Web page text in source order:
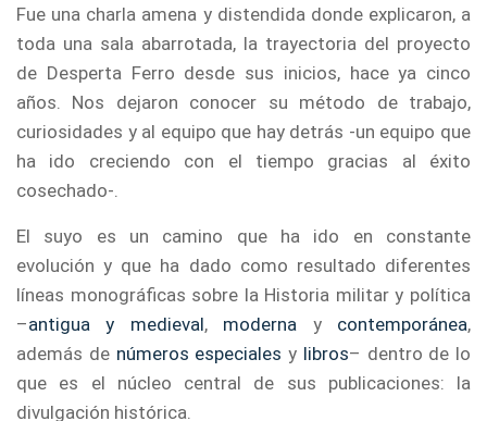
Fue una charla amena y distendida donde explicaron, a
toda una sala abarrotada, la trayectoria del proyecto
de Desperta Ferro desde sus inicios, hace ya cinco
años. Nos dejaron conocer su método de trabajo,
curiosidades y al equipo que hay detrás -un equipo que
ha ido creciendo con el tiempo gracias al éxito
cosechado-.
El suyo es un camino que ha ido en constante
evolución y que ha dado como resultado diferentes
líneas monográficas sobre la Historia militar y política
–antigua y medieval, moderna y contemporánea,
además de números especiales y libros– dentro de lo
que es el núcleo central de sus publicaciones: la
divulgación histórica.